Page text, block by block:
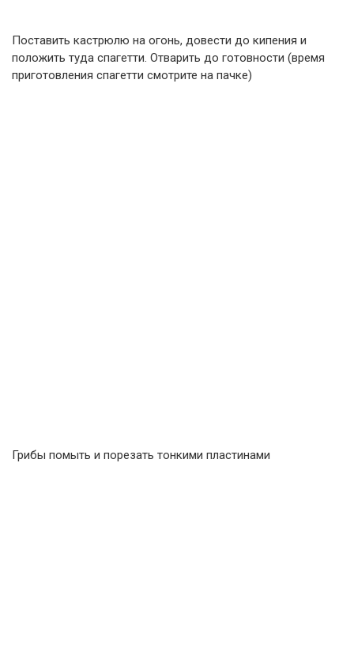
Поставить кастрюлю на огонь, довести до кипения и
положить туда спагетти. Отварить до готовности (время
приготовления спагетти смотрите на пачке)
Грибы помыть и порезать тонкими пластинами